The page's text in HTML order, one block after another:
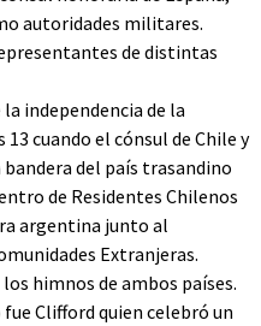
autoridades militares.
de distintas
independencia de la
cuando el cónsul de Chile y
del país trasandino
de Residentes Chilenos
argentina junto al
Extranjeras.
himnos de ambos países.
Clifford quien celebró un